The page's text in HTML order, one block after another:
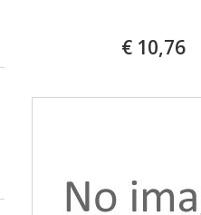
€ 10,76